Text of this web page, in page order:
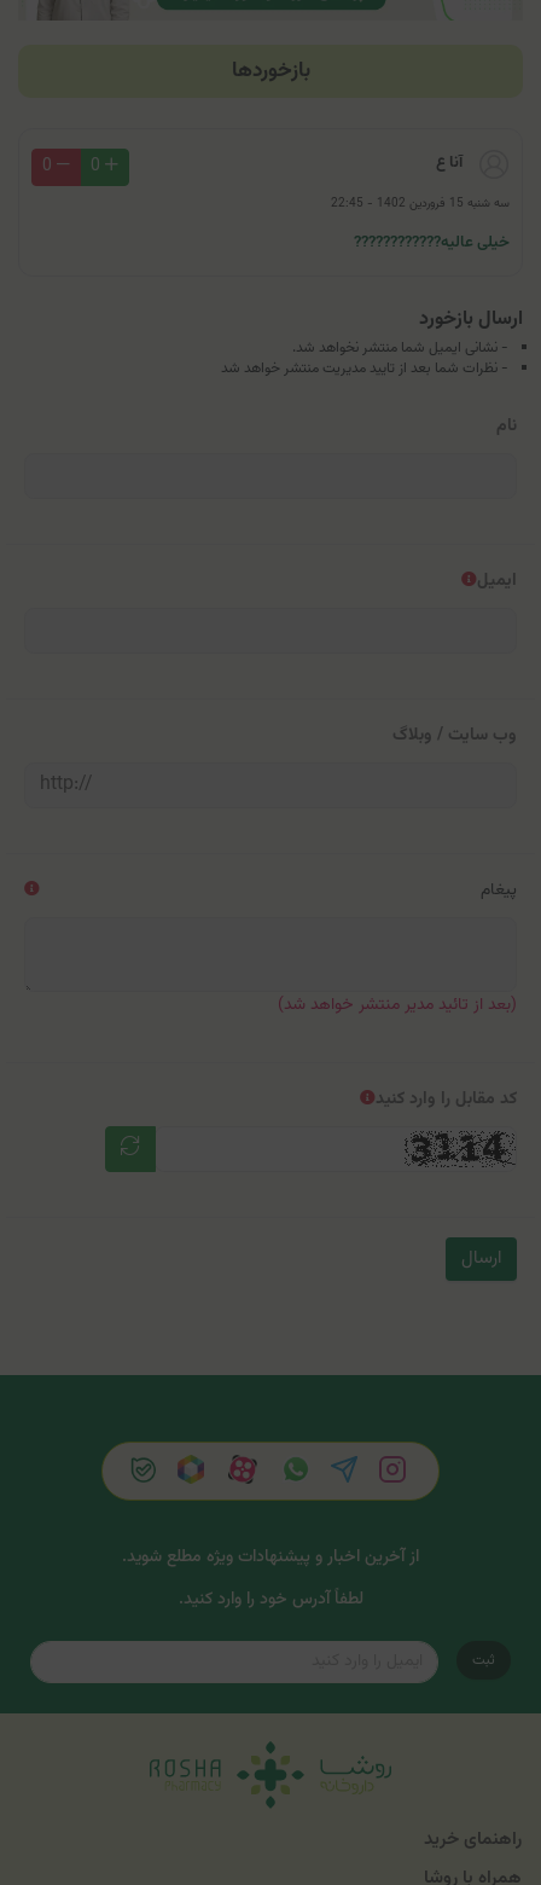
بازخوردها
آنا ع 0
0
سه شنبه 15 فروردین 1402 - 22:45
خیلی عالیه????????????
ارسال بازخورد
- نشانی ایمیل شما منتشر نخواهد شد.
- نظرات شما بعد از تایید مدیریت منتشر خواهد شد
نام
ایمیل
وب سایت / وبلاگ
پیغام
(بعد از تائید مدیر منتشر خواهد شد)
کد مقابل را وارد کنید
ارسال
از آخرین اخبار و پیشنهادات ویژه مطلع شوید.
لطفاً آدرس خود را وارد کنید.
ثبت
راهنمای خرید
همراه با روشا